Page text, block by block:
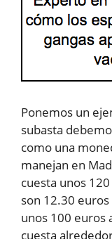
Ponemos un
subasta
como una
manejan en
cuesta unos
son 12.30
unos 100 euros
cuesta